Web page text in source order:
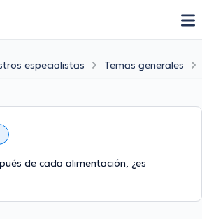
especialistas Temas generales
de cada alimentación, ¿es